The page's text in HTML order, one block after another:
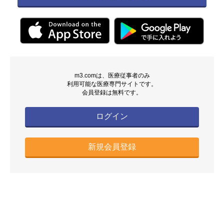
m3.comは、医療従事者のみ
利用可能な医療専門サイトです。
会員登録は無料です。
ログイン
新規会員登録